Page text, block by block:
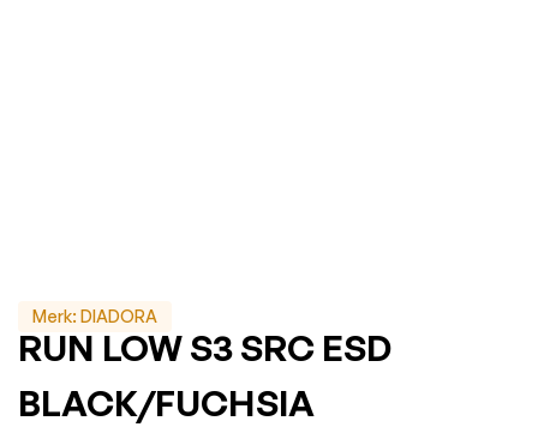
Merk: DIADORA
RUN LOW S3 SRC ESD
BLACK/FUCHSIA